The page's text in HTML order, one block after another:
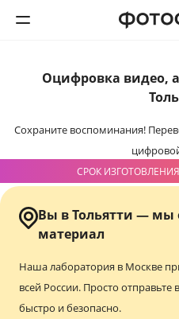
Печать фото
Фотокниги
Интерьерная печать
Багетная мастерская
Оцифровка видео,
Сохраните воспоминания!
СРОК ИЗГОТОВЛЕНИЯ
Вы в Тольятти —
материал
Наша лаборатория в Москве
всей России. Просто
быстро и безопасно.